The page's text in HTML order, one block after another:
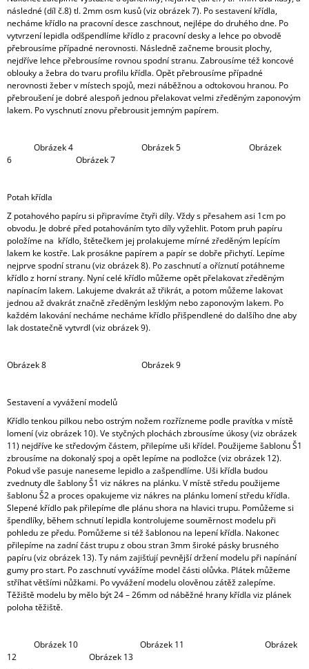
následné (díl č.8) tl. 2mm osm kusů (viz obrázek 7). Po sestavení křídla,
necháme křídlo na pracovní desce zaschnout, nejlépe do druhého dne. Po
vytvrzení lepidla odšpendlíme křídlo z pracovní desky a lehce po obvodě
přebrousíme případné nerovnosti. Následně začneme brousit plochy,
nejdříve lehce přebrousíme rovnou spodní stranu. Zabrousíme též koncové
oblouky a žebra do tvaru profilu křídla. Opět přebrousíme případné
nerovnosti žeber v místech spojů, mezi náběžnou a odtokovou hranou. Po
přebroušení je dobré alespoň jednou přelakovat velmi zředěným zaponovým
lakem. Po vyschnutí znovu přebrousit jemným papírem.
Obrázek 4 Obrázek 5 Obrázek
6 Obrázek 7
Potah křídla
Z potahového papíru si připravíme čtyři díly. Vždy s přesahem asi 1cm po
obvodu. Je dobré před potahováním tyto díly vyžehlit. Potom pruh papíru
položíme na křídlo, štětečkem jej prolakujeme mírné zředěným lepícím
lakem ke kostře. Lak prosákne papírem a papír se dobře přichytí. Lepíme
nejprve spodní stranu (viz obrázek 8). Po zaschnutí a oříznutí potáhneme
křídlo z horní strany. Nyní celé křídlo můžeme opět přelakovat zředěným
napínacím lakem. Lakujeme dvakrát až třikrát, a potom můžeme lakovat
jednou až dvakrát značně zředěným lesklým nebo zaponovým lakem. Po
každém lakování necháme necháme křídlo přišpendlené do dalšího dne aby
lak dostatečně vytvrdl (viz obrázek 9).
Obrázek 8 Obrázek 9
Sestavení a vyvážení modelů
Křídlo tenkou pilkou nebo ostrým nožem rozřízneme podle pravítka v místě
lomení (viz obrázek 10). Ve styčných plochách zbrousíme úkosy (viz obrázek
11) nejdříve ke středovým částem, přilepíme uši křídel. Použijeme šablonu Š1
zbrousíme na dokonalý spoj a opět lepíme na podložce (viz obrázek 12).
Pokud vše pasuje naneseme lepidlo a zašpendlíme. Uši křídla budou
zvednuty dle šablony Š1 viz nákres na plánku. V místě středu použijeme
šablonu Š2 a proces opakujeme viz nákres na plánku lomení středu křídla.
Slepené křídlo pak přilepíme dle plánu shora na hlavici trupu. Pomůžeme si
špendlíky, během schnutí lepidla kontrolujeme souměrnost modelu při
pohledu ze předu. Pomůžeme si též šablonou na lepení křídla. Nakonec
přilepíme na zadní část trupu z obou stran 3mm široké pásky brusného
papíru (viz obrázek 13). Ty nám zajišťují pevnější držení modelu při napínání
gumy pro start. Po zaschnutí vyvážíme model části olůvka. Plátek můžeme
stříhat většími nůžkami. Po vyvážení modelu olověnou zátěž zalepíme.
Těžiště modelu by mělo být 24 – 26mm od náběžné hrany křídla viz plánek
poloha těžiště.
Obrázek 10 Obrázek 11 Obrázek
12 Obrázek 13